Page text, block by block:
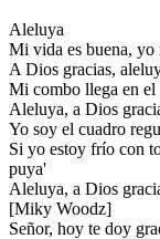
Aleluya
Mi vida es buena, yo
A Dios gracias,
Mi combo llega en el
Aleluya, a Dios
Yo soy el cuadro
Si yo estoy frío con
puya'
Aleluya, a Dios
[Miky Woodz]
Señor, hoy te doy